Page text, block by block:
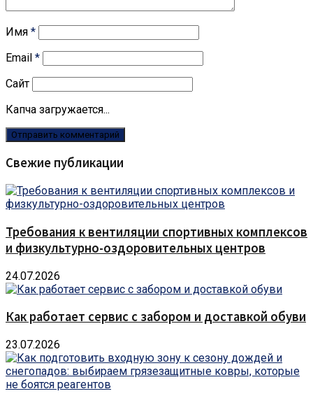
Имя *
Email *
Сайт
Капча загружается...
Свежие публикации
Требования к вентиляции спортивных комплексов
и физкультурно-оздоровительных центров
24.07.2026
Как работает сервис с забором и доставкой обуви
23.07.2026